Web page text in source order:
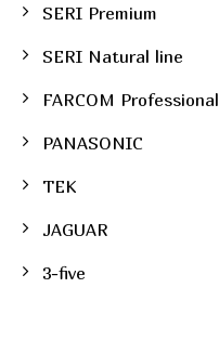
SERI Premium
SERI Natural line
FARCOM Professional
PANASONIC
TEK
JAGUAR
3-five